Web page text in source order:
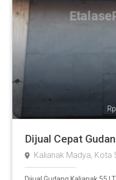
Rp
Dijual Cepat
Kalianak Madya, Kota